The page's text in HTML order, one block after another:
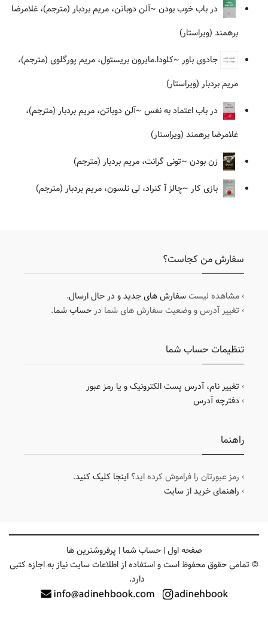
در باب خوب بودن ~آلن دوباتن، مریم بردبار (مترجم)، غلامرضا
برهمند (ویراستار)
جادوی باور ~کلودا.مایرون بریستول، مریم پورگلوی (مترجم)،
مریم بردبار (ویراستار)
در باب اعتماد به نفس ~آلن دوباتن، مریم بردبار (مترجم)،
غلامرضا برهمند (ویراستار)
زن بودن ~تونی گرانت، مریم بردبار (مترجم)
بازی کار ~چالز آ کنراد، لی نلسون، مریم بردبار (مترجم)
سفارش من کجاست؟
› مشاهده لیستسفارش های جدید و در حال ارسال.
› تغییر آدرس و وضعیت سفارش های شما درحساب شما.
تنظیمات حساب شما
› تغییر نام، آدرس پست الکترونیک و یا رمز عبور
› دفترچه آدرس
راهنما
› رمز عبورتان را فراموش کرده اید؟ اینجا کلیک کنید.
› راهنمای خرید از سایت
صفحه اول|حساب شما | پرفروشترین ها
© تمامی حقوق محفوظ است و استفاده از اطلاعات سایت نیاز به اجازه کتبی
دارد.